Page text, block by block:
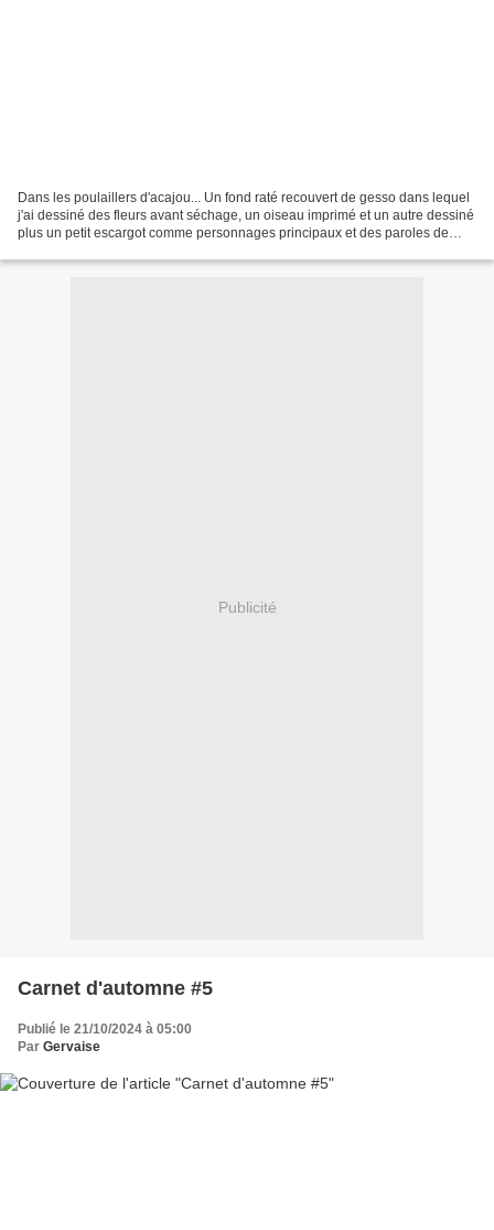
Dans les poulaillers d'acajou... Un fond raté recouvert de gesso dans lequel
j'ai dessiné des fleurs avant séchage, un oiseau imprimé et un autre dessiné
plus un petit escargot comme personnages principaux et des paroles de
Publicité
Carnet d'automne #5
Publié le 21/10/2024 à 05:00
Par Gervaise